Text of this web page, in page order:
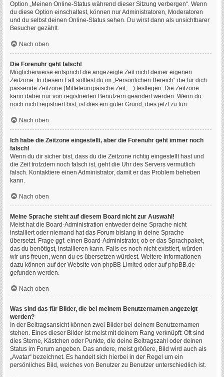
Option „Meinen Online-Status während dieser Sitzung verbergen“. Wenn
du diese Option einschaltest, können nur Administratoren, Moderatoren
und du selbst deinen Online-Status sehen. Du wirst dann als unsichtbarer
Besucher gezählt.
Nach oben
Die Forenuhr geht falsch!
Möglicherweise entspricht die angezeigte Zeit nicht deiner eigenen
Zeitzone. In diesem Fall solltest du im „Persönlichen Bereich“ die für dich
passende Zeitzone (Mitteleuropäische Zeit, ...) festlegen. Die Zeitzone
kann dabei nur von registrierten Benutzern geändert werden. Wenn du
noch nicht registriert bist, ist dies ein guter Grund, dies jetzt zu tun.
Nach oben
Ich habe die Zeitzone eingestellt, aber die Forenuhr geht immer noch
falsch!
Wenn du dir sicher bist, dass du die Zeitzone richtig eingestellt hast und
die Zeit trotzdem noch falsch ist, geht die Uhr des Servers vermutlich
falsch. Kontaktiere einen Administrator, damit er das Problem beheben
kann.
Nach oben
Meine Sprache steht auf diesem Board nicht zur Auswahl!
Meist hat die Board-Administration entweder deine Sprache nicht
installiert oder niemand hat das Forum bislang in deine Sprache
übersetzt. Frage ggf. einen Board-Administrator, ob er das Sprachpaket,
das du benötigst, installieren kann. Falls es noch nicht existiert, würden
wir uns freuen, wenn du es übersetzen würdest. Weitere Informationen
dazu können auf der Website von phpBB Limited oder aufphpBB.de
gefunden werden.
Nach oben
Was sind das für Bilder, die bei meinem Benutzernamen angezeigt
werden?
In der Beitragsansicht können zwei Bilder bei deinem Benutzernamen
stehen. Eines dieser Bilder ist meist mit deinem Rang verknüpft: Oft sind
dies Sterne, Kästchen oder Punkte, die deine Beitragszahl oder deinen
Status im Forum angeben. Das andere, meist größere, Bild wird auch als
„Avatar“ bezeichnet. Es handelt sich hierbei in der Regel um ein
persönliches Bild, welches von Benutzer zu Benutzer unterschiedlich ist.